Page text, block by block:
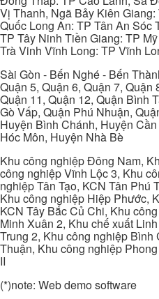
Vị Thanh, Ngã Bảy Kiên
Quốc Long An: TP Tân An Sóc
TP Tây Ninh Tiền Giang: TP
Trà Vinh Vĩnh Long: TP Vĩnh
Sài Gòn - Bến Nghé - Bến
Quận 5, Quận 6, Quận 7,
Quận 11, Quận 12, Quận Bình
Gò Vấp, Quận Phú Nhuận,
Huyện Bình Chánh, Huyện
Hóc Môn, Huyện Nhà Bè
Khu công nghiệp Đông Nam,
công nghiệp Vĩnh Lộc 3, Khu
nghiệp Tân Tạo, KCN Tân Phú
Khu công nghiệp Hiệp Phước,
KCN Tây Bắc Củ Chi, Khu
Minh Xuân 2, Khu chế xuất
Trung 2, Khu công nghiệp Bình
Thuận, Khu công nghiệp
II
(*)note: Web demo software